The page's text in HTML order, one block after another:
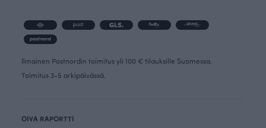
Ilmainen Postnordin toimitus yli 100 € tilauksille Suomessa.
Toimitus 3-5 arkipäivässä.
OIVA RAPORTTI